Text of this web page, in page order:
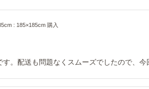
: 185×185cm 購入
す。配送も問題なくスムーズでしたので、